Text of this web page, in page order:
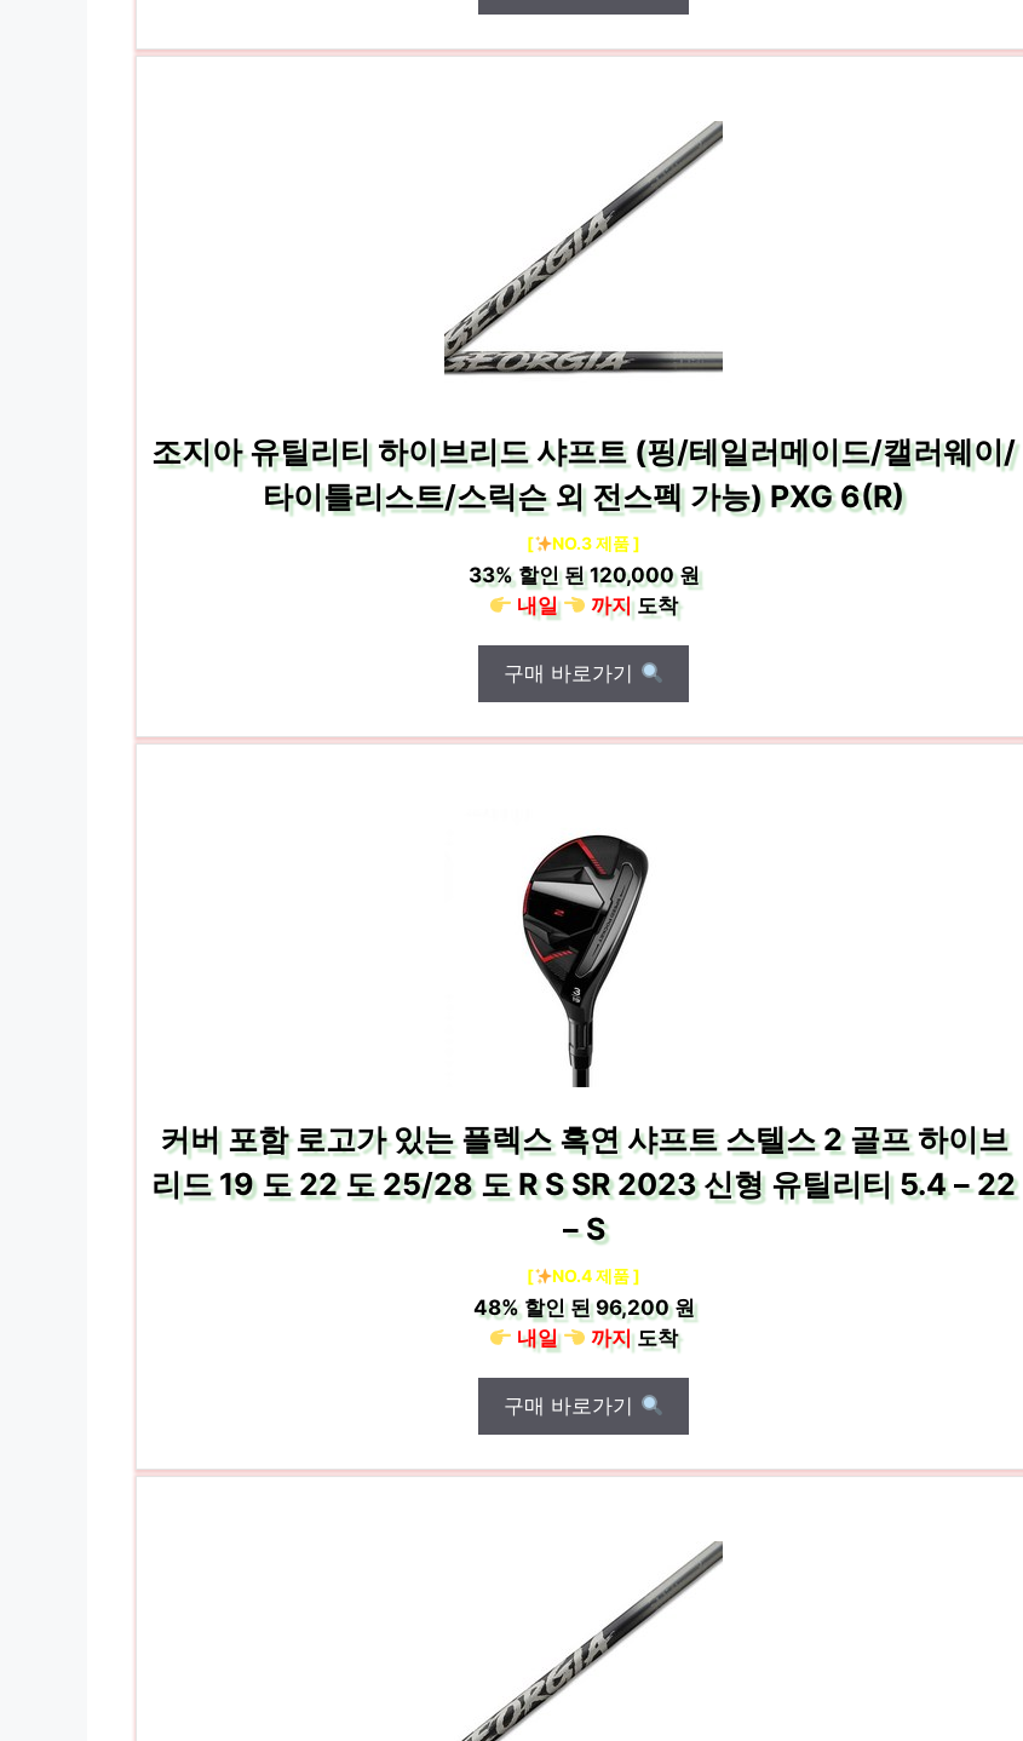
조지아 유틸리티 하이브리드 샤프트 (핑/테일러메이드/캘러웨이/
타이틀리스트/스릭슨 외 전스펙 가능) PXG 6(R)
[ NO.3 제품 ]
33%할인 된120,000 원
내일
까지도착
구매 바로가기
커버 포함 로고가 있는 플렉스 흑연 샤프트 스텔스 2 골프 하이브
리드 19 도 22 도 25/28 도 R S SR 2023 신형 유틸리티 5.4 – 22
– S
[ NO.4 제품 ]
48%할인 된96,200 원
내일
까지도착
구매 바로가기